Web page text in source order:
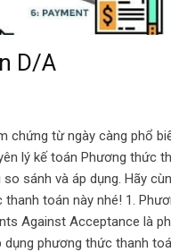
D/A
chứng từ ngày càng phổ
lý kế toán Phương thức
sánh và áp dụng. Hãy
toán này nhé! 1.
Against Acceptance là
phương thức thanh